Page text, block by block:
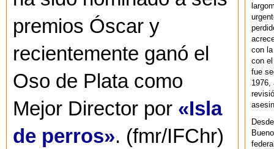
premios Óscar y
recientemente ganó el
Oso de Plata como
Mejor Director por «Isla
de perros». (fmr/IFChr)
con
con
fue
1976,